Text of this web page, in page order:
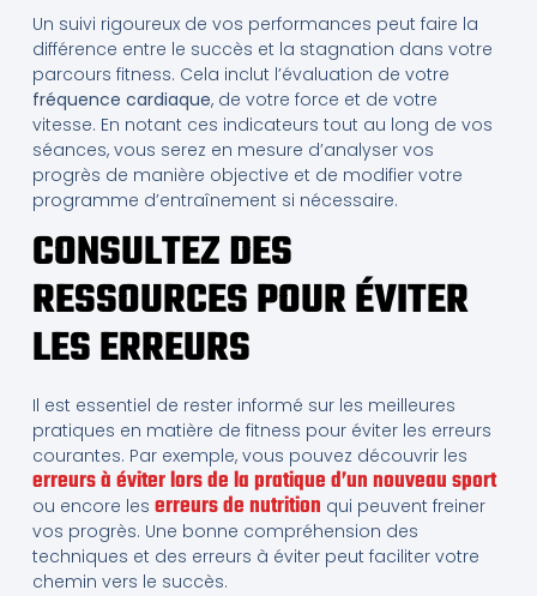
Un suivi rigoureux de vos performances peut faire la
différence entre le succès et la stagnation dans votre
parcours fitness. Cela inclut l’évaluation de votre
fréquence cardiaque, de votre force et de votre
vitesse. En notant ces indicateurs tout au long de vos
séances, vous serez en mesure d’analyser vos
progrès de manière objective et de modifier votre
programme d’entraînement si nécessaire.
CONSULTEZ DES
RESSOURCES POUR ÉVITER
LES ERREURS
Il est essentiel de rester informé sur les meilleures
pratiques en matière de fitness pour éviter les erreurs
courantes. Par exemple, vous pouvez découvrir les
erreurs à éviter lors de la pratique d’un nouveau sport
ou encore les erreurs de nutrition qui peuvent freiner
vos progrès. Une bonne compréhension des
techniques et des erreurs à éviter peut faciliter votre
chemin vers le succès.